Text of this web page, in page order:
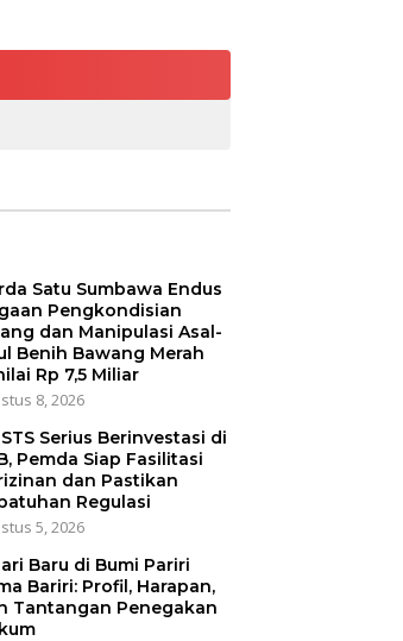
Satu Sumbawa Endus
Pengkondisian
dan Manipulasi Asal-
Benih Bawang Merah
Rp 7,5 Miliar
8, 2026
STS Serius Berinvestasi di
Pemda Siap Fasilitasi
dan Pastikan
Regulasi
5, 2026
Baru di Bumi Pariri
Bariri: Profil, Harapan,
Tantangan Penegakan